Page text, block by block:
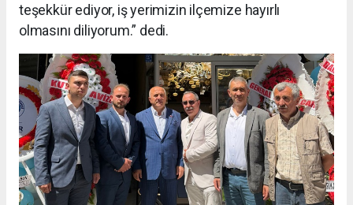
teşekkür ediyor, iş yerimizin ilçemize hayırlı
olmasını diliyorum.” dedi.